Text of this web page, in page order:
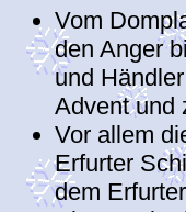
Vom
den Anger
und
Advent und
Vor allem
Erfurter
dem